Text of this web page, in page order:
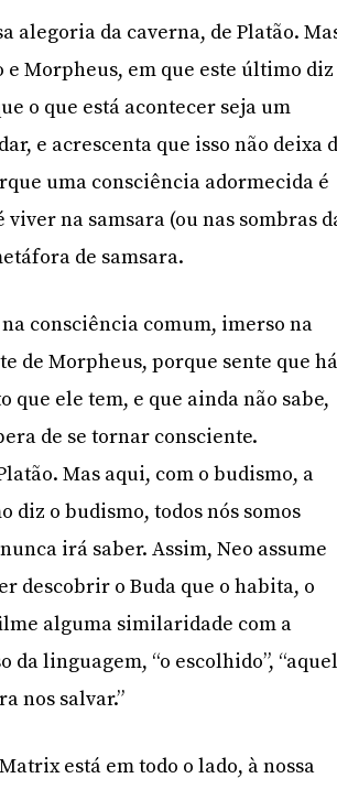
alegoria da caverna, de Platão.
Morpheus, em que este último diz
o que está acontecer seja um
e acrescenta que isso não deixa
uma consciência adormecida é
na samsara (ou nas sombras
de samsara.
consciência comum, imerso na
de Morpheus, porque sente que
que ele tem, e que ainda não sabe,
de se tornar consciente.
Mas aqui, com o budismo, a
diz o budismo, todos nós somos
irá saber. Assim, Neo assume
descobrir o Buda que o habita, o
alguma similaridade com a
linguagem, “o escolhido”,
nos salvar.”
está em todo o lado, à nossa